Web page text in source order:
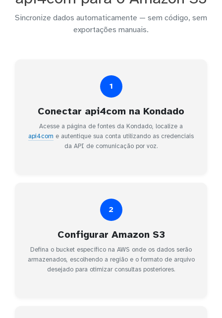
Sincronize dados automaticamente — sem código, sem
exportações manuais.
1
Conectar api4com na Kondado
Acesse a página de fontes da Kondado, localize a
api4com e autentique sua conta utilizando as credenciais
da API de comunicação por voz.
2
Configurar Amazon S3
Defina o bucket específico na AWS onde os dados serão
armazenados, escolhendo a região e o formato de arquivo
desejado para otimizar consultas posteriores.